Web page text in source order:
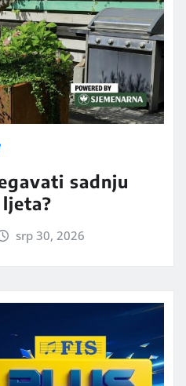
sadnju
srp 30, 2026